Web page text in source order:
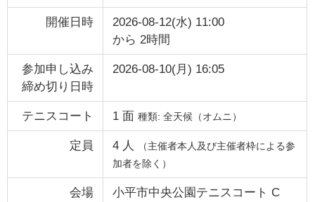
開催日時
2026-08-12(水) 11:00
から 2時間
参加申し込み
締め切り日時
2026-08-10(月) 16:05
テニスコート 1面 種類: 全天候（オムニ）
定員 4 人
（主催者本人及び主催者枠による参
加者を除く）
会場
小平市中央公園テニスコート C